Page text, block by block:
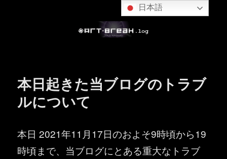
本日起きた当ブログのトラブ
ルについて
本日 2021年11月17日のおよそ9時頃から19
時頃まで、当ブログにとある重大なトラブ
日本語